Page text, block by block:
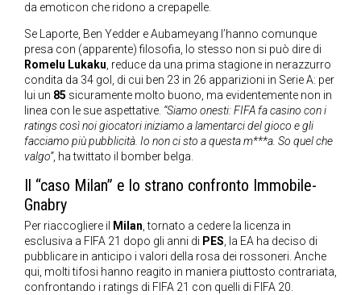
da emoticon che ridono a crepapelle.
Se Laporte, Ben Yedder e Aubameyang l’hanno comunque
presa con (apparente) filosofia, lo stesso non si può dire di
Romelu Lukaku, reduce da una prima stagione in nerazzurro
condita da 34 gol, di cui ben 23 in 26 apparizioni in Serie A: per
lui un 85 sicuramente molto buono, ma evidentemente non in
linea con le sue aspettative. “Siamo onesti: FIFA fa casino con i
ratings così noi giocatori iniziamo a lamentarci del gioco e gli
facciamo più pubblicità. Io non ci sto a questa m***a. So quel che
valgo”, ha twittato il bomber belga.
Il “caso Milan” e lo strano confronto Immobile-
Gnabry
Per riaccogliere il Milan, tornato a cedere la licenza in
esclusiva a FIFA 21 dopo gli anni di PES, la EA ha deciso di
pubblicare in anticipo i valori della rosa dei rossoneri. Anche
qui, molti tifosi hanno reagito in maniera piuttosto contrariata,
confrontando i ratings di FIFA 21 con quelli di FIFA 20.